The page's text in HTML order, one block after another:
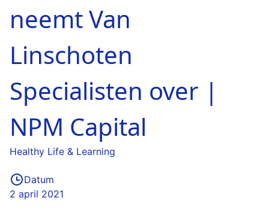
neemt Van
Linschoten
Specialisten over |
NPM Capital
Healthy Life & Learning
Datum
2 april 2021